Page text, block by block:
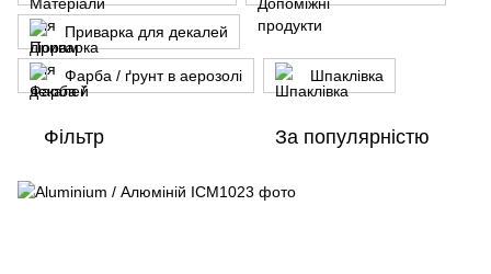
Приварка для декалей
Фарба / ґрунт в аерозолі Шпаклівка
Фільтр За популярністю